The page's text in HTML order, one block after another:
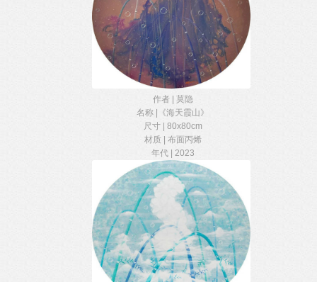
作者 | 莫隐
名称 |《海天霞山》
尺寸 | 80x80cm
材质 | 布面丙烯
年代 | 2023